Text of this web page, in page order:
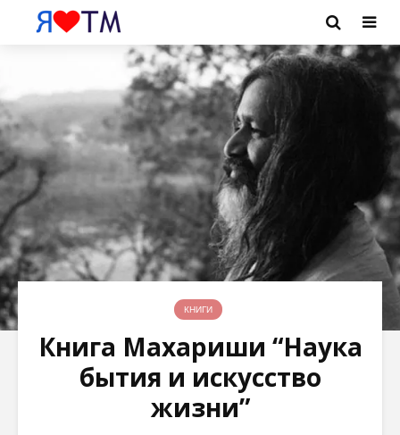
КНИГИ
Книга Махариши “Наука
бытия и искусство
жизни”